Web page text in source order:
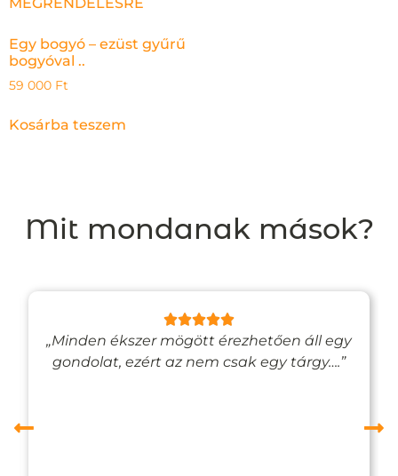
Egy bogyó – ezüst gyűrű
bogyóval ..
59 000 Ft
Kosárba teszem
Mit mondanak mások?
„Minden ékszer mögött érezhetően áll egy
gondolat, ezért az nem csak egy tárgy….”